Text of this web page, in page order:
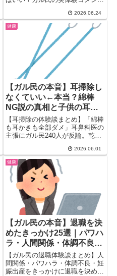
リアル、医学部専門予備校の選び
方、中堅校からの合格事例まで一
挙まとめ。防衛医大・自治医大な
ど学費を抑える選択肢も解説。高
校生の子を持つ30〜50代の親御
さん必読。
2026.06.24
健康
【ガル民の本音】耳掃除し
なくていい←本当？綿棒
NG説の真相と子供の耳垢
リスク
【耳掃除の体験談まとめ】「綿棒
も耳かきも全部ダメ」耳鼻科医の
主張にガル民240人が反論。乾
垢放置リスク、外耳炎になった体
験談まで、検索しても出てこない
本音を一挙紹介。
2026.06.01
健康
【ガル民の本音】退職を決
めたきっかけ25選｜パワハ
ラ・人間関係・体調不良の
リアル体験談
【ガル民の退職体験談まとめ】人
間関係・パワハラ・体調不良・妊
娠出産をきっかけに退職を決めた